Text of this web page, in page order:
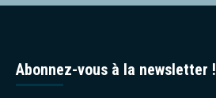
Abonnez-vous à la newsletter !